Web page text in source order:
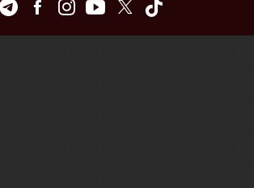
TelegramFacebookInstagramYoutubeTwitter